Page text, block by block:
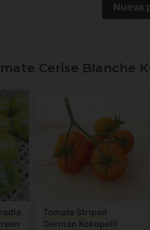
Nueva
Cerise Blanche
Tomate Striped
German Kokopelli